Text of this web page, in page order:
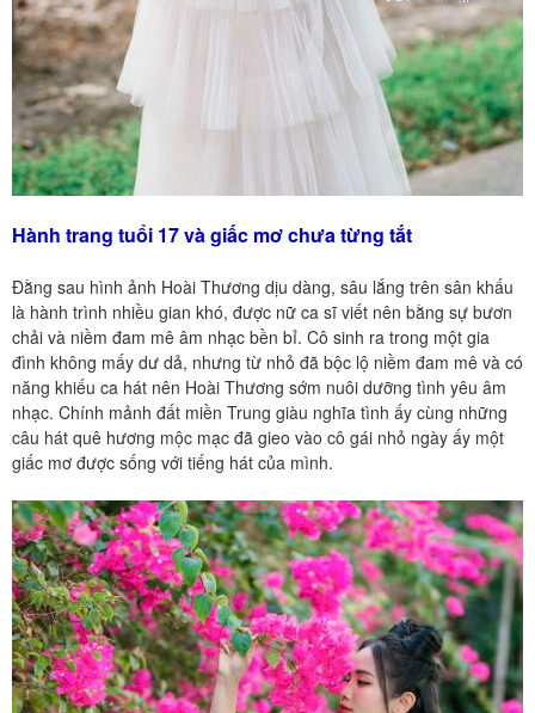
Hành trang tuổi 17 và giấc mơ chưa từng tắt
Đằng sau hình ảnh Hoài Thương dịu dàng, sâu lắng trên sân khấu
là hành trình nhiều gian khó, được nữ ca sĩ viết nên bằng sự bươn
chải và niềm đam mê âm nhạc bền bỉ. Cô sinh ra trong một gia
đình không mấy dư dả, nhưng từ nhỏ đã bộc lộ niềm đam mê và có
năng khiếu ca hát nên Hoài Thương sớm nuôi dưỡng tình yêu âm
nhạc. Chính mảnh đất miền Trung giàu nghĩa tình ấy cùng những
câu hát quê hương mộc mạc đã gieo vào cô gái nhỏ ngày ấy một
giấc mơ được sống với tiếng hát của mình.